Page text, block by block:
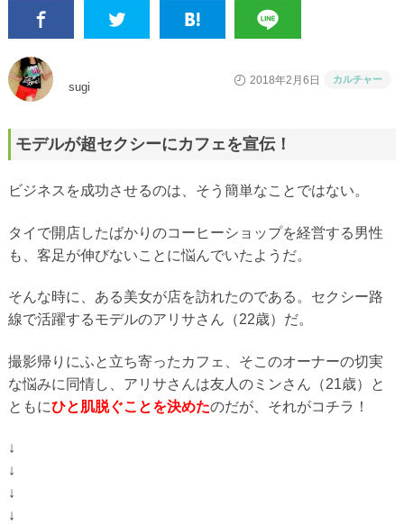
sugi
2018年2月6日 カルチャー
モデルが超セクシーにカフェを宣伝！
ビジネスを成功させるのは、そう簡単なことではない。
タイで開店したばかりのコーヒーショップを経営する男性
も、客足が伸びないことに悩んでいたようだ。
そんな時に、ある美女が店を訪れたのである。セクシー路
線で活躍するモデルのアリサさん（22歳）だ。
撮影帰りにふと立ち寄ったカフェ、そこのオーナーの切実
な悩みに同情し、アリサさんは友人のミンさん（21歳）と
ともにひと肌脱ぐことを決めたのだが、それがコチラ！
↓
↓
↓
↓